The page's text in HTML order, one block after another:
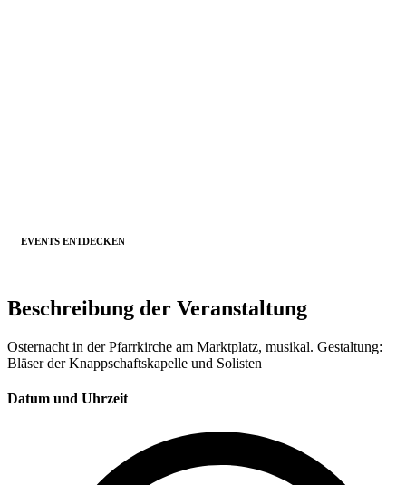
EVENTS ENTDECKEN
Beschreibung der Veranstaltung
Osternacht in der Pfarrkirche am Marktplatz, musikal. Gestaltung:
Bläser der Knappschaftskapelle und Solisten
Datum und Uhrzeit